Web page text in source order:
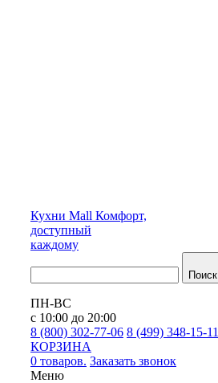
Кухни Mall Комфорт,
доступный
каждому
Поиск
ПН-ВС
с 10:00 до 20:00
8 (800) 302-77-06 8 (499) 348-15-11
КОРЗИНА
0 товаров. Заказать звонок
Меню